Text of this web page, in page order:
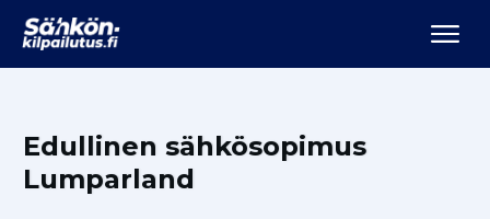
Edullinen sähkösopimus
Lumparland